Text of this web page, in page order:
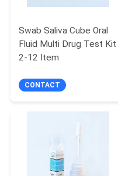
SITEMAP
PRIVACY
Swab Saliva Cube Oral
Fluid Multi Drug Test Kit
2-12 Item
CONTACT